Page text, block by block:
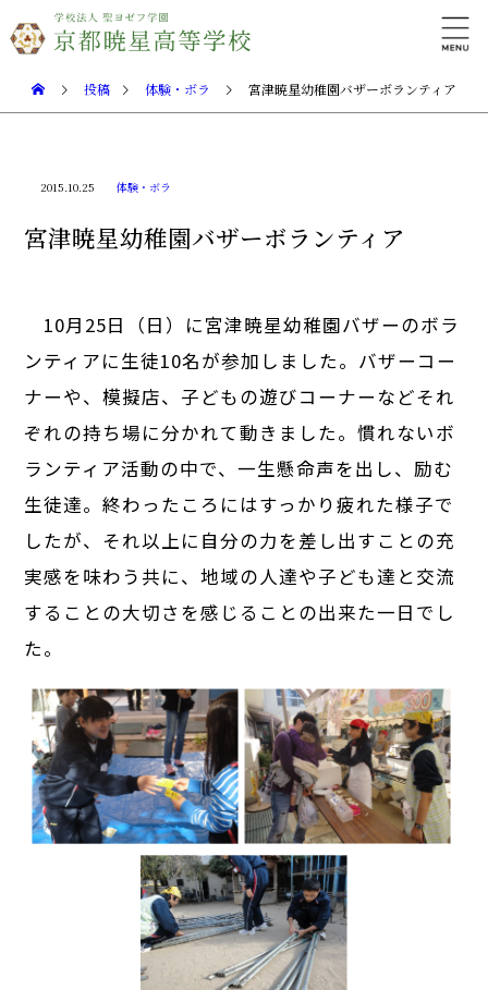
投稿 体験・ボラ 宮津暁星幼稚園バザーボランティア
2015.10.25 体験・ボラ
宮津暁星幼稚園バザーボランティア
10月25日（日）に宮津暁星幼稚園バザーのボラ
ンティアに生徒10名が参加しました。バザーコー
ナーや、模擬店、子どもの遊びコーナーなどそれ
ぞれの持ち場に分かれて動きました。慣れないボ
ランティア活動の中で、一生懸命声を出し、励む
生徒達。終わったころにはすっかり疲れた様子で
したが、それ以上に自分の力を差し出すことの充
実感を味わう共に、地域の人達や子ども達と交流
することの大切さを感じることの出来た一日でし
た。